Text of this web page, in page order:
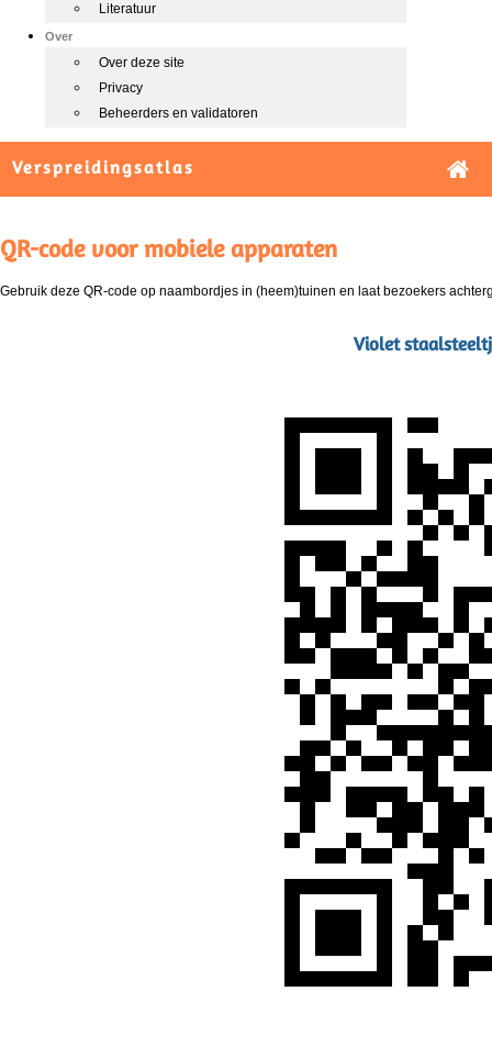
Literatuur
Over
Over deze site
Privacy
Beheerders en validatoren
Verspreidingsatlas
QR-code voor mobiele apparaten
Gebruik deze QR-code op naambordjes in (heem)tuinen en laat bezoekers
Violet